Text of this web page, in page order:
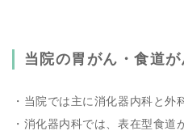
当院の胃がん・食道が
・当院では主に消化器内科と外
・消化器内科では、表在型食